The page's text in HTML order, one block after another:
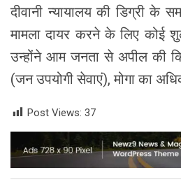
दीवानी न्यायालय की डिग्री के
मामला दायर करने के लिए कोई
उन्होंने आम जनता से अपील की
(जन उपयोगी सेवाएं), मोगा का
Post Views: 37